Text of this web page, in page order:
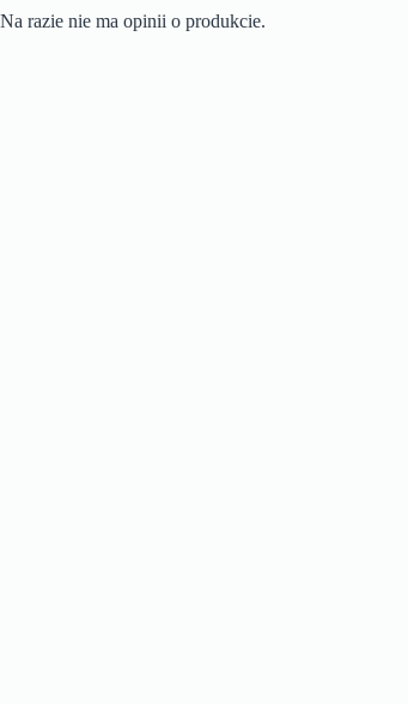
Na razie nie ma opinii o produkcie.